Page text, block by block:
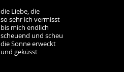
die Liebe, die
so sehr ich vermisst
bis mich endlich
scheuend und scheu
die Sonne erweckt
und geküsst